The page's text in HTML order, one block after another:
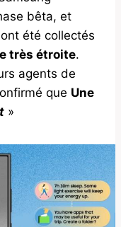
bêta, et
été collectés
très étroite.
agents de
que Une
»